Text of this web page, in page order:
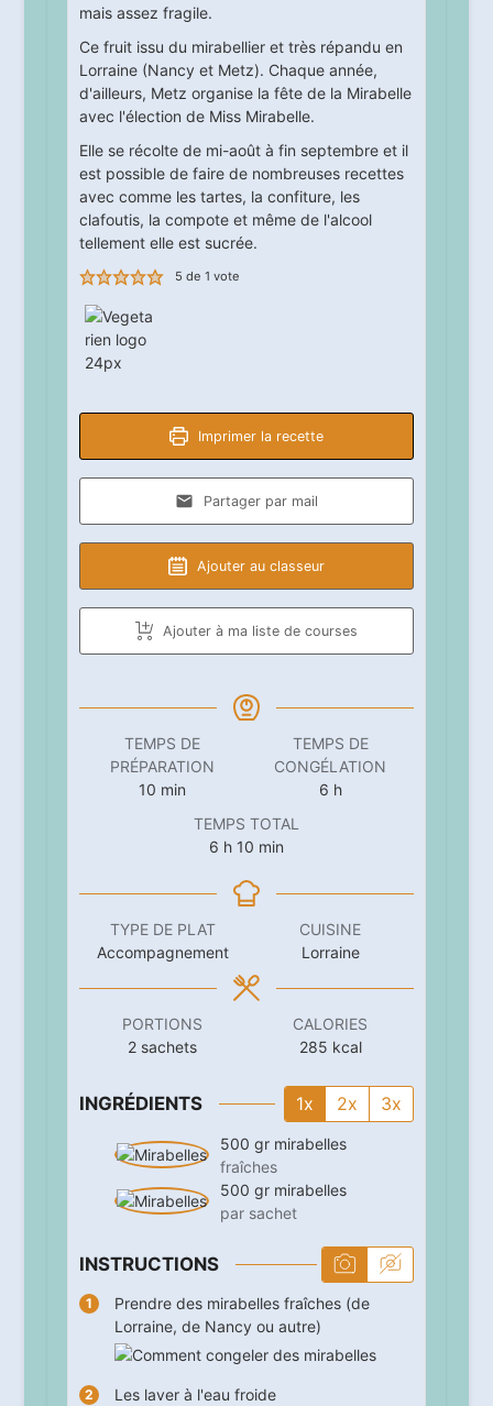
mais assez fragile.
Ce fruit issu du mirabellier et très répandu en
Lorraine (Nancy et Metz). Chaque année,
d'ailleurs, Metz organise la fête de la Mirabelle
avec l'élection de Miss Mirabelle.
Elle se récolte de mi-août à fin septembre et il
est possible de faire de nombreuses recettes
avec comme les tartes, la confiture, les
clafoutis, la compote et même de l'alcool
tellement elle est sucrée.
5 de 1 vote
Imprimer la recette
Partager par mail
Ajouter au classeur
Ajouter à ma liste de courses
TEMPS DE
PRÉPARATION
10 minutes
min
TEMPS DE
CONGÉLATION
6heures
h
TEMPS TOTAL
6heures
h 10minutes
min
TYPE DE PLAT
Accompagnement
CUISINE
Lorraine
PORTIONS
2 sachets
CALORIES
285 kcal
INGRÉDIENTS 1x 2x 3x
500 gr mirabelles
fraîches
500 gr mirabelles
par sachet
INSTRUCTIONS
Prendre des mirabelles fraîches (de
Lorraine, de Nancy ou autre)
Les laver à l'eau froide